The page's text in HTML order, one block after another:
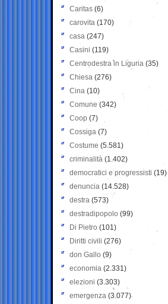
Caritas (6)
carovita (170)
casa (247)
Casini (119)
Centrodestra in Liguria (35)
Chiesa (276)
Cina (10)
Comune (342)
Coop (7)
Cossiga (7)
Costume (5.581)
criminalità (1.402)
democratici e progressisti (19)
denuncia (14.528)
destra (573)
destradipopolo (99)
Di Pietro (101)
Diritti civili (276)
don Gallo (9)
economia (2.331)
elezioni (3.303)
emergenza (3.077)